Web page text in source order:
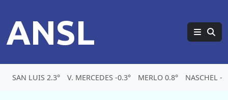
ANSL
SAN LUIS 2.3° V. MERCEDES -0.3° MERLO 0.8° NASCHEL -